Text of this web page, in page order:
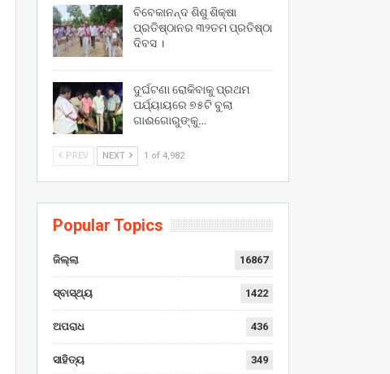
ବିବେକାନନ୍ଦ ଶିଶୁ ଶିକ୍ଷା
ପ୍ରତିଷ୍ଠାନର ୩୨ତମ ପ୍ରତିଷ୍ଠା
ଦିବସ ।
ଦୁର୍ଘଟଣା ରୋକିବାକୁ ପ୍ରଥମ
ପର୍ଯ୍ୟାୟରେ ୭୫ଟି ବୁଲା
ଗାଈଗୋରୁଙ୍କୁ…
PREV NEXT 1 of 4,982
Popular Topics
ଜିଲ୍ଲା 16867
ସ୍ବାସ୍ଥ୍ୟ 1422
ଅପରାଧ 436
ସାହିତ୍ୟ 349